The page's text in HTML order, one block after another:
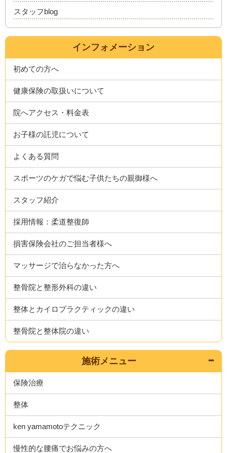
スタッフblog
インフォメーション
初めての方へ
健康保険の取扱いについて
院へアクセス・料金表
お子様の託児について
よくある質問
スポーツのケガで悩む子供たちの親御様へ
スタッフ紹介
採用情報：柔道整復師
損害保険会社のご担当者様へ
マッサージで治らなかった方へ
整骨院と整形外科の違い
整体とカイロプラクティックの違い
整骨院と整体院の違い
施術メニュー
保険治療
整体
ken yamamotoテクニック
慢性的な腰痛でお悩みの方へ